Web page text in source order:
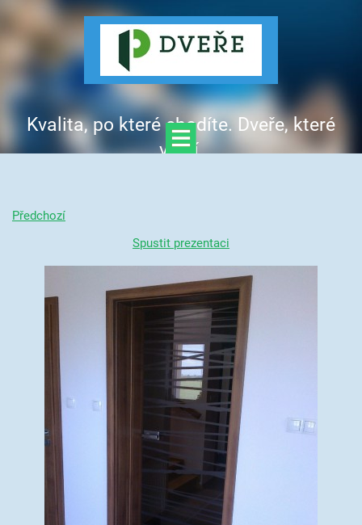
Kvalita, po které chodíte. Dveře, které
vítají.
Předchozí
Spustit prezentaci